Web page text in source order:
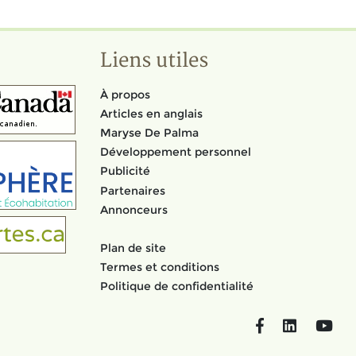
Liens utiles
À propos
Articles en anglais
Maryse De Palma
Développement personnel
Publicité
Partenaires
Annonceurs
Plan de site
Termes et conditions
Politique de confidentialité
FacebookLinkedIn